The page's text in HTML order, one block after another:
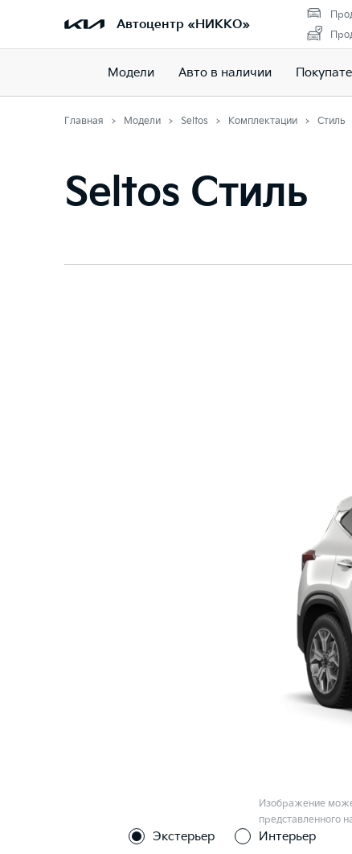
Автоцентр «НИККО»
Модели Авто в наличии
Главная Модели Seltos Комплектации Стиль
Seltos Стиль
Изображение
представленного
Экстерьер Интерьер